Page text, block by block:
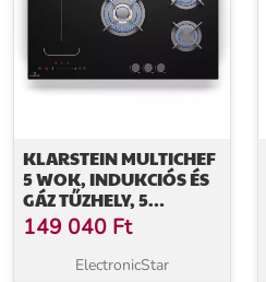
KLARSTEIN MULTICHEF
5 WOK, INDUKCIÓS ÉS
GÁZ TŰZHELY, 5
FŐZŐZÓNA, 3 GÁZÉGŐ,
2 INDUKCIÓS FŐZŐLAP,
FLEXZONE
149 040 Ft
ElectronicStar